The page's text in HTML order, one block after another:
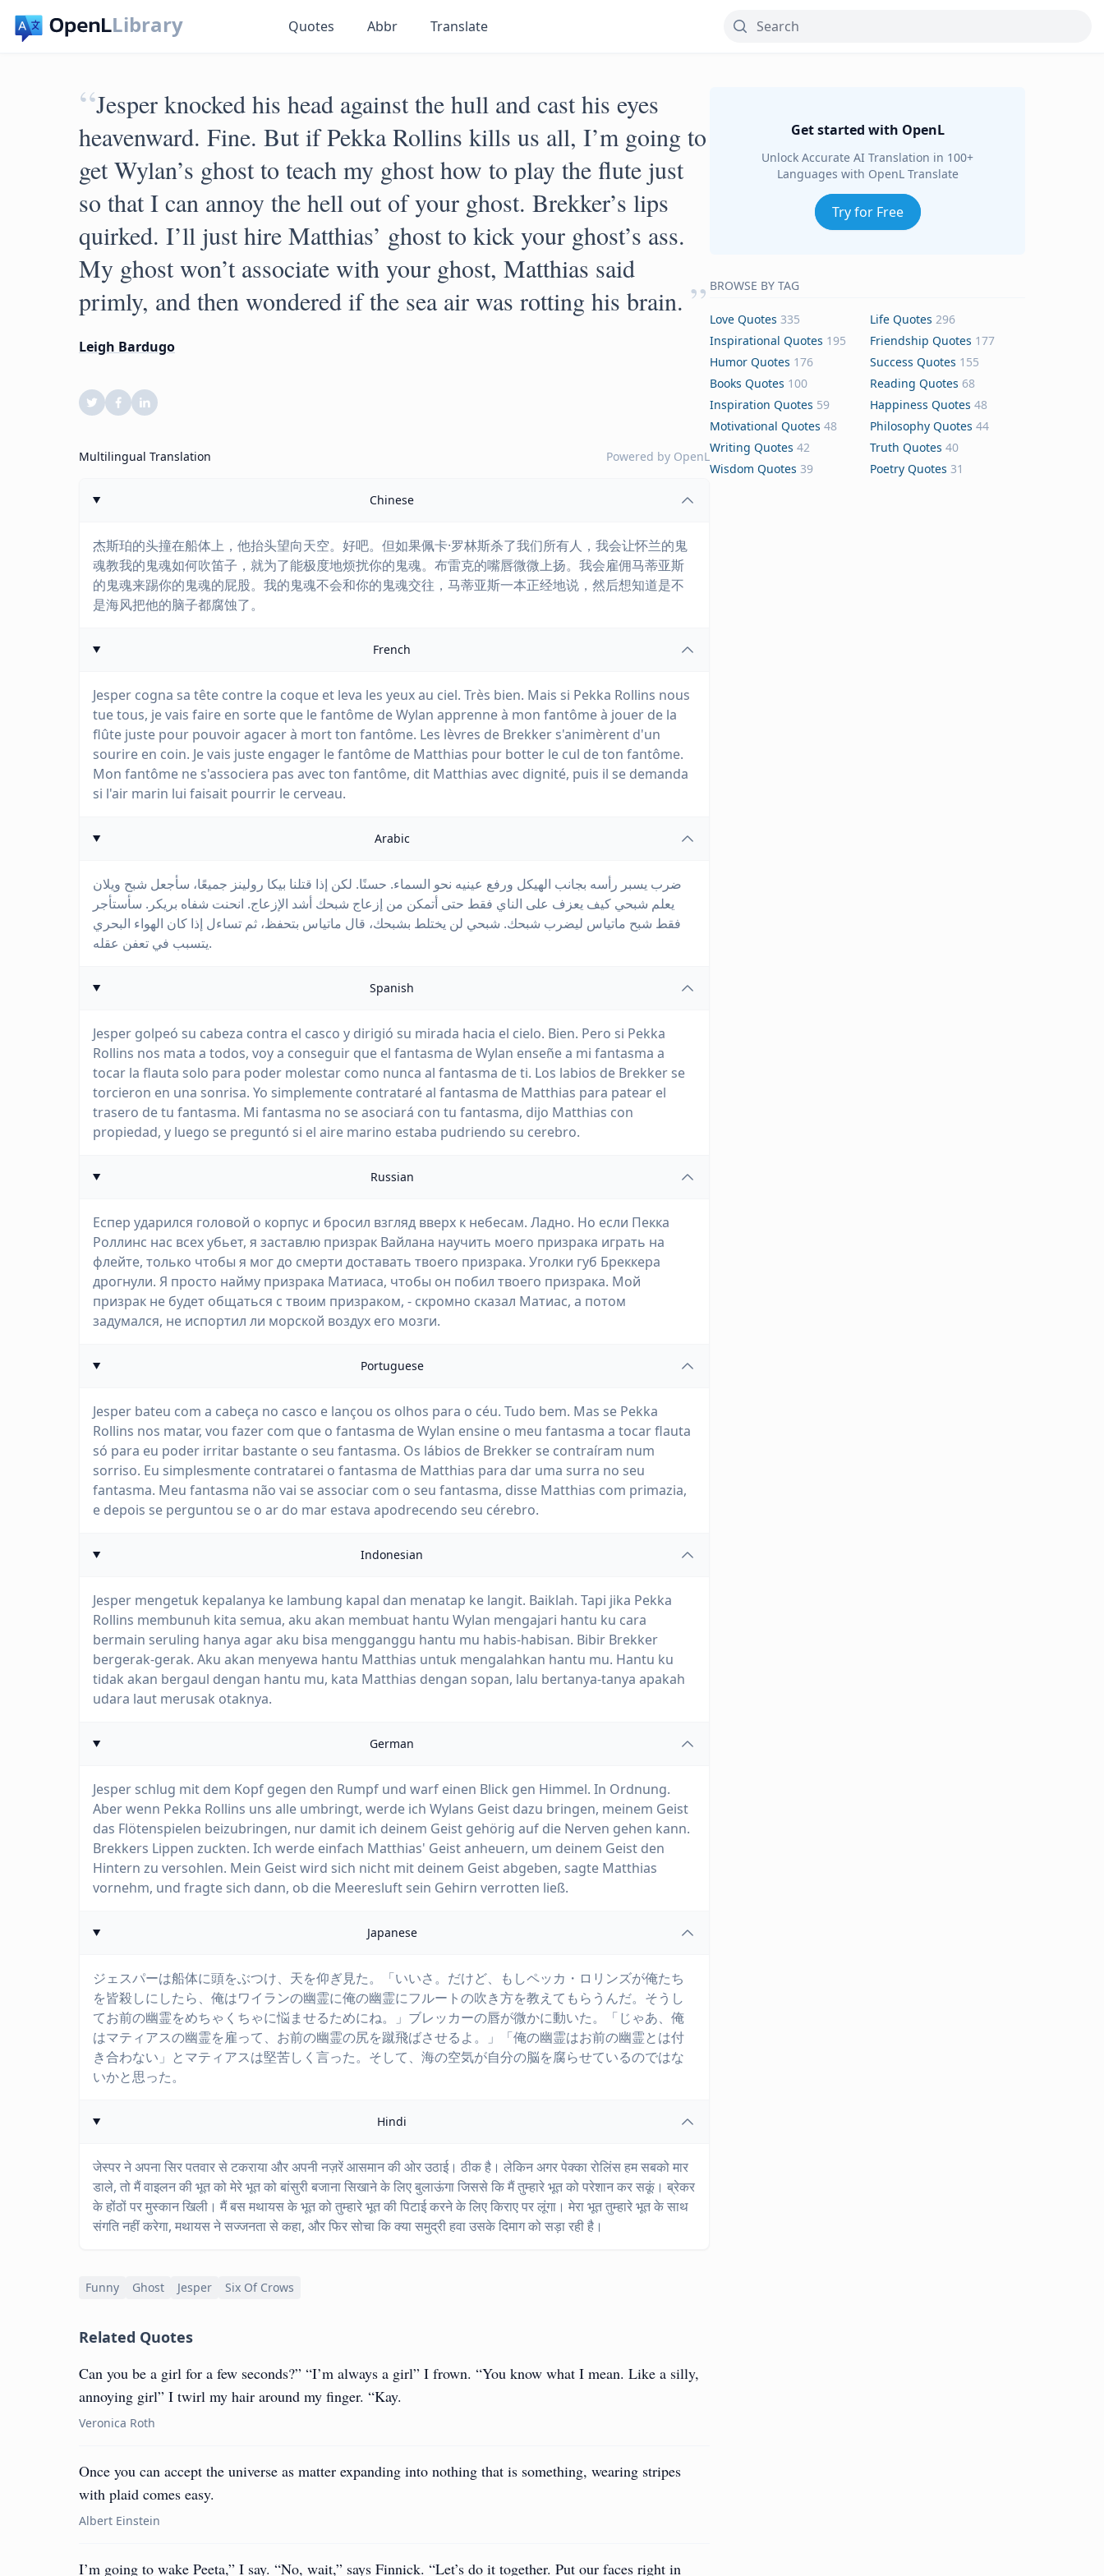
Library Quotes Abbr Translate
“Jesper knocked his head against the hull and cast his eyes
heavenward. Fine. But if Pekka Rollins kills us all, I’m going to
get Wylan’s ghost to teach my ghost how to play the flute just
so that I can annoy the hell out of your ghost. Brekker’s lips
quirked. I’ll just hire Matthias’ ghost to kick your ghost’s ass.
My ghost won’t associate with your ghost, Matthias said
primly, and then wondered if the sea air was rotting his brain. ”
Leigh Bardugo
Multilingual Translation Powered by OpenL
Chinese
杰斯珀的头撞在船体上，他抬头望向天空。好吧。但如果佩卡·罗林斯杀了我们所有人，我会让怀兰的鬼
魂教我的鬼魂如何吹笛子，就为了能极度地烦扰你的鬼魂。布雷克的嘴唇微微上扬。我会雇佣马蒂亚斯
的鬼魂来踢你的鬼魂的屁股。我的鬼魂不会和你的鬼魂交往，马蒂亚斯一本正经地说，然后想知道是不
是海风把他的脑子都腐蚀了。
French
Jesper cogna sa tête contre la coque et leva les yeux au ciel. Très bien. Mais si Pekka Rollins nous
tue tous, je vais faire en sorte que le fantôme de Wylan apprenne à mon fantôme à jouer de la
flûte juste pour pouvoir agacer à mort ton fantôme. Les lèvres de Brekker s'animèrent d'un
sourire en coin. Je vais juste engager le fantôme de Matthias pour botter le cul de ton fantôme.
Mon fantôme ne s'associera pas avec ton fantôme, dit Matthias avec dignité, puis il se demanda
si l'air marin lui faisait pourrir le cerveau.
Arabic
ضرب يسبر رأسه بجانب الهيكل ورفع عينيه نحو السماء. حسنًا. لكن إذا قتلنا بيكا رولينز جميعًا، سأجعل شبح ويلان
يعلم شبحي كيف يعزف على الناي فقط حتى أتمكن من إزعاج شبحك أشد الإزعاج. انحنت شفاه بريكر. سأستأجر
فقط شبح ماتياس ليضرب شبحك. شبحي لن يختلط بشبحك، قال ماتياس بتحفظ، ثم تساءل إذا كان الهواء البحري
يتسبب في تعفن عقله.
Spanish
Jesper golpeó su cabeza contra el casco y dirigió su mirada hacia el cielo. Bien. Pero si Pekka
Rollins nos mata a todos, voy a conseguir que el fantasma de Wylan enseñe a mi fantasma a
tocar la flauta solo para poder molestar como nunca al fantasma de ti. Los labios de Brekker se
torcieron en una sonrisa. Yo simplemente contrataré al fantasma de Matthias para patear el
trasero de tu fantasma. Mi fantasma no se asociará con tu fantasma, dijo Matthias con
propiedad, y luego se preguntó si el aire marino estaba pudriendo su cerebro.
Russian
Еспер ударился головой о корпус и бросил взгляд вверх к небесам. Ладно. Но если Пекка
Роллинс нас всех убьет, я заставлю призрак Вайлана научить моего призрака играть на
флейте, только чтобы я мог до смерти доставать твоего призрака. Уголки губ Бреккера
дрогнули. Я просто найму призрака Матиаса, чтобы он побил твоего призрака. Мой
призрак не будет общаться с твоим призраком, - скромно сказал Матиас, а потом
задумался, не испортил ли морской воздух его мозги.
Portuguese
Jesper bateu com a cabeça no casco e lançou os olhos para o céu. Tudo bem. Mas se Pekka
Rollins nos matar, vou fazer com que o fantasma de Wylan ensine o meu fantasma a tocar flauta
só para eu poder irritar bastante o seu fantasma. Os lábios de Brekker se contraíram num
sorriso. Eu simplesmente contratarei o fantasma de Matthias para dar uma surra no seu
fantasma. Meu fantasma não vai se associar com o seu fantasma, disse Matthias com primazia,
e depois se perguntou se o ar do mar estava apodrecendo seu cérebro.
Indonesian
Jesper mengetuk kepalanya ke lambung kapal dan menatap ke langit. Baiklah. Tapi jika Pekka
Rollins membunuh kita semua, aku akan membuat hantu Wylan mengajari hantu ku cara
bermain seruling hanya agar aku bisa mengganggu hantu mu habis-habisan. Bibir Brekker
bergerak-gerak. Aku akan menyewa hantu Matthias untuk mengalahkan hantu mu. Hantu ku
tidak akan bergaul dengan hantu mu, kata Matthias dengan sopan, lalu bertanya-tanya apakah
udara laut merusak otaknya.
German
Jesper schlug mit dem Kopf gegen den Rumpf und warf einen Blick gen Himmel. In Ordnung.
Aber wenn Pekka Rollins uns alle umbringt, werde ich Wylans Geist dazu bringen, meinem Geist
das Flötenspielen beizubringen, nur damit ich deinem Geist gehörig auf die Nerven gehen kann.
Brekkers Lippen zuckten. Ich werde einfach Matthias' Geist anheuern, um deinem Geist den
Hintern zu versohlen. Mein Geist wird sich nicht mit deinem Geist abgeben, sagte Matthias
vornehm, und fragte sich dann, ob die Meeresluft sein Gehirn verrotten ließ.
Japanese
ジェスパーは船体に頭をぶつけ、天を仰ぎ見た。「いいさ。だけど、もしペッカ・ロリンズが俺たち
を皆殺しにしたら、俺はワイランの幽霊に俺の幽霊にフルートの吹き方を教えてもらうんだ。そうし
てお前の幽霊をめちゃくちゃに悩ませるためにね。」ブレッカーの唇が微かに動いた。「じゃあ、俺
はマティアスの幽霊を雇って、お前の幽霊の尻を蹴飛ばさせるよ。」「俺の幽霊はお前の幽霊とは付
き合わない」とマティアスは堅苦しく言った。そして、海の空気が自分の脳を腐らせているのではな
いかと思った。
Hindi
जेस्पर ने अपना सिर पतवार से टकराया और अपनी नज़रें आसमान की ओर उठाई। ठीक है। लेकिन अगर पेक्का रोलिंस हम सबको मार
डाले, तो मैं वाइलन की भूत को मेरे भूत को बांसुरी बजाना सिखाने के लिए बुलाऊंगा जिससे कि मैं तुम्हारे भूत को परेशान कर सकूं। ब्रेकर
के होंठों पर मुस्कान खिली। मैं बस मथायस के भूत को तुम्हारे भूत की पिटाई करने के लिए किराए पर लूंगा। मेरा भूत तुम्हारे भूत के साथ
संगति नहीं करेगा, मथायस ने सज्जनता से कहा, और फिर सोचा कि क्या समुद्री हवा उसके दिमाग को सड़ा रही है।
Funny Ghost Jesper Six Of Crows
Related Quotes
Can you be a girl for a few seconds?” “I’m always a girl” I frown. “You know what I mean. Like a silly,
annoying girl” I twirl my hair around my finger. “Kay.
Veronica Roth
Once you can accept the universe as matter expanding into nothing that is something, wearing stripes
with plaid comes easy.
Albert Einstein
I’m going to wake Peeta,” I say. “No, wait,” says Finnick. “Let’s do it together. Put our faces right in
Get started with OpenL
Unlock Accurate AI Translation in 100+
Languages with OpenL Translate
Try for Free
BROWSE BY TAG
Love Quotes 335 Life Quotes 296
Inspirational Quotes 195 Friendship Quotes 177
Humor Quotes 176 Success Quotes 155
Books Quotes 100 Reading Quotes 68
Inspiration Quotes 59 Happiness Quotes 48
Motivational Quotes 48 Philosophy Quotes 44
Writing Quotes 42 Truth Quotes 40
Wisdom Quotes 39 Poetry Quotes 31